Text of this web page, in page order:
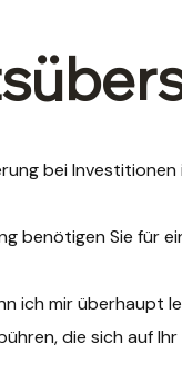
bei
benötigen Sie für
ich mir überhaupt
die sich auf